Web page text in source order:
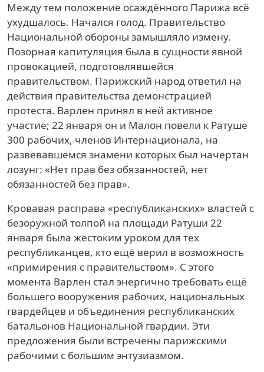
Между тем положение осаждённого Парижа всё
ухудшалось. Начался голод. Правительство
Национальной обороны замышляло измену.
Позорная капитуляция была в сущности явной
провокацией, подготовлявшейся
правительством. Парижский народ ответил на
действия правительства демонстрацией
протеста. Варлен принял в ней активное
участие; 22 января он и Малон повели к Ратуше
300 рабочих, членов Интернационала, на
развевавшемся знамени которых был начертан
лозунг: «Нет прав без обязанностей, нет
обязанностей без прав».
Кровавая расправа «республиканских» властей с
безоружной толпой на площади Ратуши 22
января была жестоким уроком для тех
республиканцев, кто ещё верил в возможность
«примирения с правительством». С этого
момента Варлен стал энергично требовать ещё
большего вооружения рабочих, национальных
гвардейцев и объединения республиканских
батальонов Национальной гвардии. Эти
предложения были встречены парижскими
рабочими с большим энтузиазмом.